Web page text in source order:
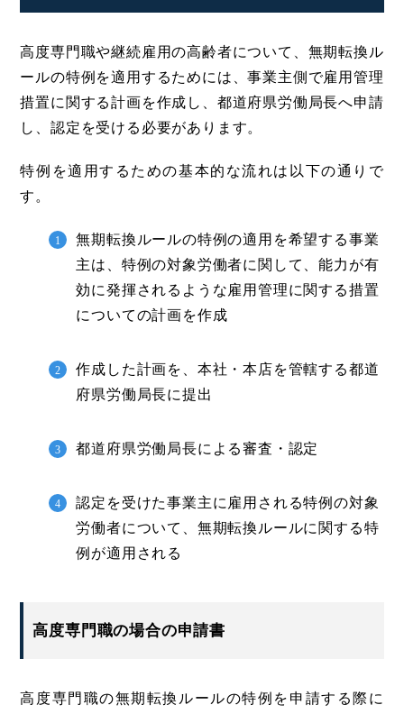
高度専門職や継続雇用の高齢者について、無期転換ル
ールの特例を適用するためには、事業主側で雇用管理
措置に関する計画を作成し、都道府県労働局長へ申請
し、認定を受ける必要があります。
特例を適用するための基本的な流れは以下の通りで
す。
無期転換ルールの特例の適用を希望する事業
主は、特例の対象労働者に関して、能力が有
効に発揮されるような雇用管理に関する措置
についての計画を作成
作成した計画を、本社・本店を管轄する都道
府県労働局長に提出
都道府県労働局長による審査・認定
認定を受けた事業主に雇用される特例の対象
労働者について、無期転換ルールに関する特
例が適用される
高度専門職の場合の申請書
高度専門職の無期転換ルールの特例を申請する際に